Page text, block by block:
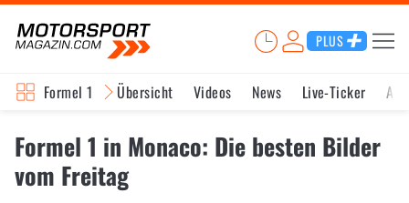
PLUS
Formel 1 Übersicht Videos News Live-Ticker
Formel 1 in Monaco: Die besten Bilder
vom Freitag